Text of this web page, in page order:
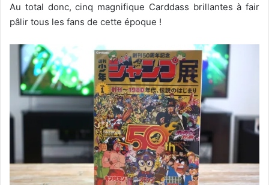
Au total donc, cinq magnifique Carddass brillantes à fair
pâlir tous les fans de cette époque !